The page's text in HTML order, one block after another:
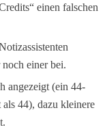
einen falschen
einer bei.
angezeigt (ein 44-
44), dazu kleinere